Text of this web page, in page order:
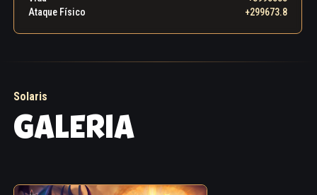
Ataque Físico
+299673.8
Solaris
GALERIA